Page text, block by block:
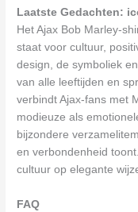
Laatste Gedachten:
Het Ajax Bob Marley-
staat voor cultuur,
design, de symboliek
van alle leeftijden en
verbindt Ajax-fans met
modieuze als
bijzondere
en verbondenheid
cultuur op elegante
FAQ